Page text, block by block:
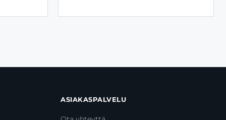
ASIAKASPALVELU